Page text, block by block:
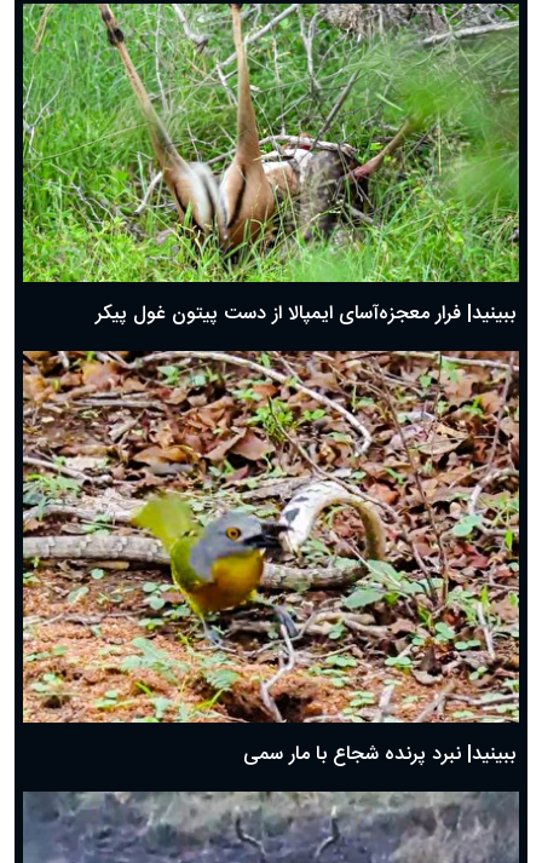
ببینید| فرار معجزه‌آسای ایمپالا از دست پیتون غول پیکر
ببینید| نبرد پرنده شجاع با مار سمی